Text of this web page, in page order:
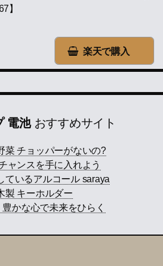
】
楽天で購入
電池おすすめサイト
菜 チョッパーがないの?
ャンスを手に入れよう
ているアルコール saraya
製 キーホルダー
かな心で未来をひらく